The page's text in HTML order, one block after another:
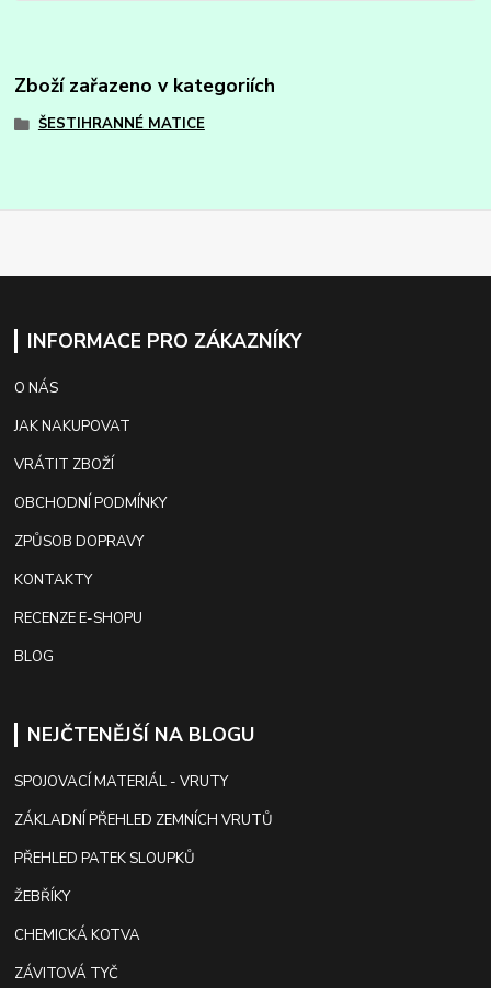
Zboží zařazeno v kategoriích
ŠESTIHRANNÉ MATICE
INFORMACE PRO ZÁKAZNÍKY
O NÁS
JAK NAKUPOVAT
VRÁTIT ZBOŽÍ
OBCHODNÍ PODMÍNKY
ZPŮSOB DOPRAVY
KONTAKTY
RECENZE E-SHOPU
BLOG
NEJČTENĚJŠÍ NA BLOGU
SPOJOVACÍ MATERIÁL - VRUTY
ZÁKLADNÍ PŘEHLED ZEMNÍCH VRUTŮ
PŘEHLED PATEK SLOUPKŮ
ŽEBŘÍKY
CHEMICKÁ KOTVA
ZÁVITOVÁ TYČ